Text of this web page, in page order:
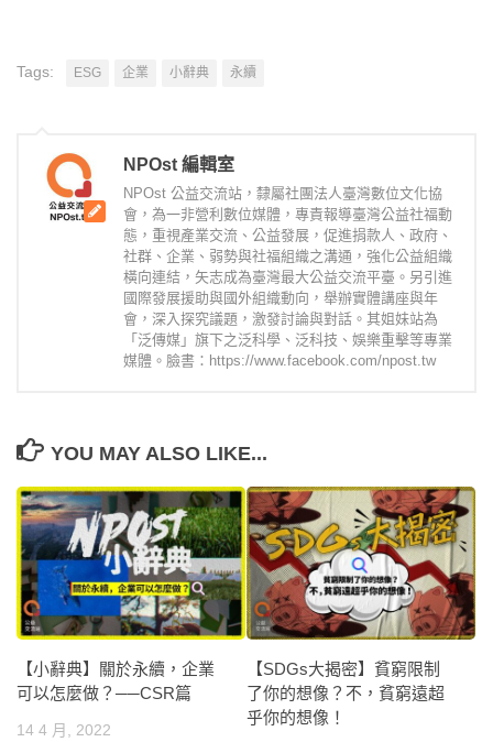
Tags: ESG 企業 小辭典 永續
NPOst 編輯室
NPOst 公益交流站，隸屬社團法人臺灣數位文化協
會，為一非營利數位媒體，專責報導臺灣公益社福動
態，重視產業交流、公益發展，促進捐款人、政府、
社群、企業、弱勢與社福組織之溝通，強化公益組織
橫向連結，矢志成為臺灣最大公益交流平臺。另引進
國際發展援助與國外組織動向，舉辦實體講座與年
會，深入探究議題，激發討論與對話。其姐妹站為
「泛傳媒」旗下之泛科學、泛科技、娛樂重擊等專業
媒體。臉書：https://www.facebook.com/npost.tw
YOU MAY ALSO LIKE...
【小辭典】關於永續，企業
可以怎麼做？──CSR篇
14 4 月, 2022
【SDGs大揭密】貧窮限制
了你的想像？不，貧窮遠超
乎你的想像！